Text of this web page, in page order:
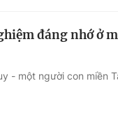
đáng nhớ ở
- một người con miền